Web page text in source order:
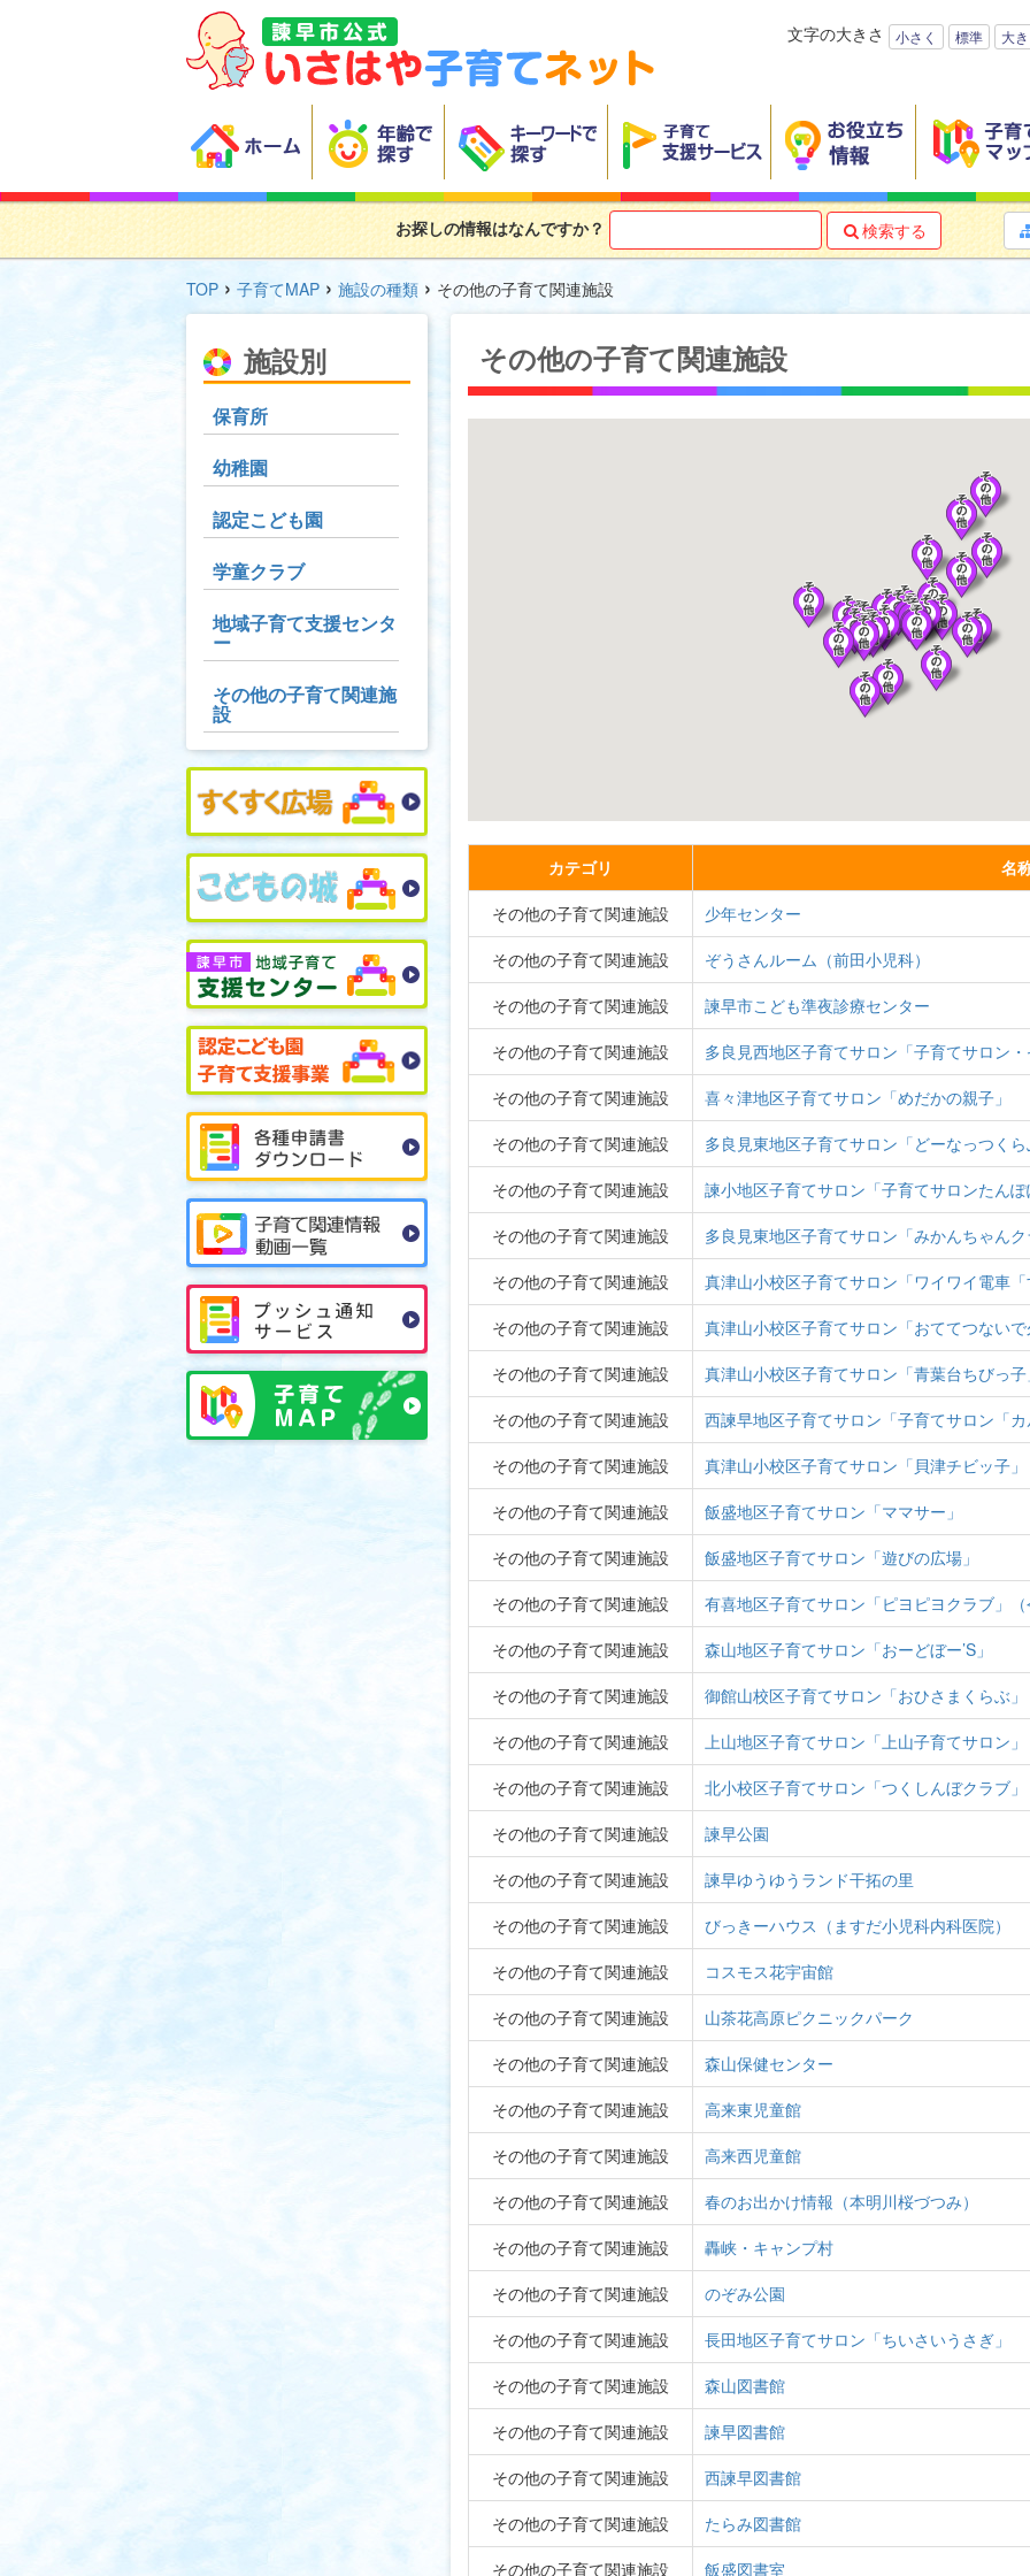
文字の大きさ 小さく 標準 大
お探しの情報はなんですか？  検索する
TOP › 子育てMAP › 施設の種類 › その他の子育て関連施設
その他の子育て関連施設
カテゴリ
名
その他の子育て関連施設
少年センター
その他の子育て関連施設
ぞうさんルーム（前田小児科）
その他の子育て関連施設
諫早市こども準夜診療センター
その他の子育て関連施設
多良見西地区子育てサロン「子育てサロン
その他の子育て関連施設
喜々津地区子育てサロン「めだかの親子」
その他の子育て関連施設
多良見東地区子育てサロン「どーなっつく
その他の子育て関連施設
諫小地区子育てサロン「子育てサロンたん
その他の子育て関連施設
多良見東地区子育てサロン「みかんちゃん
その他の子育て関連施設
真津山小校区子育てサロン「ワイワイ電車
その他の子育て関連施設
真津山小校区子育てサロン「おててつない
その他の子育て関連施設
真津山小校区子育てサロン「青葉台ちびっ
その他の子育て関連施設
西諫早地区子育てサロン「子育てサロン「
その他の子育て関連施設
真津山小校区子育てサロン「貝津チビッ子」
その他の子育て関連施設
飯盛地区子育てサロン「ママサー」
その他の子育て関連施設
飯盛地区子育てサロン「遊びの広場」
その他の子育て関連施設
有喜地区子育てサロン「ピヨピヨクラブ」
その他の子育て関連施設
森山地区子育てサロン「おーどぼー’S」
その他の子育て関連施設
御館山校区子育てサロン「おひさまくらぶ」
その他の子育て関連施設
上山地区子育てサロン「上山子育てサロン」
その他の子育て関連施設
北小校区子育てサロン「つくしんぼクラブ」
その他の子育て関連施設
諫早公園
その他の子育て関連施設
諫早ゆうゆうランド干拓の里
その他の子育て関連施設
びっきーハウス（ますだ小児科内科医院）
その他の子育て関連施設
コスモス花宇宙館
その他の子育て関連施設
山茶花高原ピクニックパーク
その他の子育て関連施設
森山保健センター
その他の子育て関連施設
高来東児童館
その他の子育て関連施設
高来西児童館
その他の子育て関連施設
春のお出かけ情報（本明川桜づつみ）
その他の子育て関連施設
轟峡・キャンプ村
その他の子育て関連施設
のぞみ公園
その他の子育て関連施設
長田地区子育てサロン「ちいさいうさぎ」
その他の子育て関連施設
森山図書館
その他の子育て関連施設
諫早図書館
その他の子育て関連施設
西諫早図書館
その他の子育て関連施設
たらみ図書館
その他の子育て関連施設
飯盛図書室
施設別
保育所
幼稚園
認定こども園
学童クラブ
地域子育て支援センタ
ー
その他の子育て関連施
設